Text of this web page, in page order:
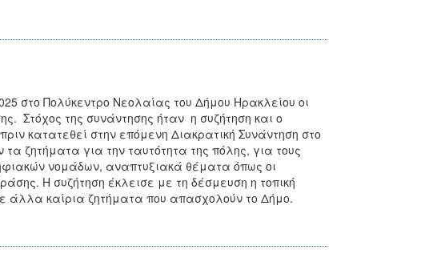
στο Πολύκεντρο Νεολαίας του Δήμου Ηρακλείου οι
Στόχος της συνάντησης ήταν η συζήτηση και ο
κατατεθεί στην επόμενη Διακρατική Συνάντηση στο
ζητήματα για την ταυτότητα της πόλης, για τους
νομάδων, αναπτυξιακά θέματα όπως οι
Η συζήτηση έκλεισε με τη δέσμευση η τοπική
άλλα καίρια ζητήματα που απασχολούν το Δήμο.